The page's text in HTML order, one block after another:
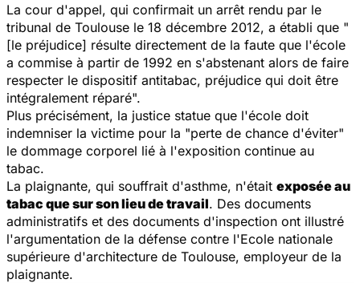
La cour d'appel, qui confirmait un arrêt rendu par le
tribunal de Toulouse le 18 décembre 2012, a établi que "
[le préjudice] résulte directement de la faute que l'école
a commise à partir de 1992 en s'abstenant alors de faire
respecter le dispositif antitabac, préjudice qui doit être
intégralement réparé".
Plus précisément, la justice statue que l'école doit
indemniser la victime pour la "perte de chance d'éviter"
le dommage corporel lié à l'exposition continue au
tabac.
La plaignante, qui souffrait d'asthme, n'était exposée au
tabac que sur son lieu de travail. Des documents
administratifs et des documents d'inspection ont illustré
l'argumentation de la défense contre l'Ecole nationale
supérieure d'architecture de Toulouse, employeur de la
plaignante.